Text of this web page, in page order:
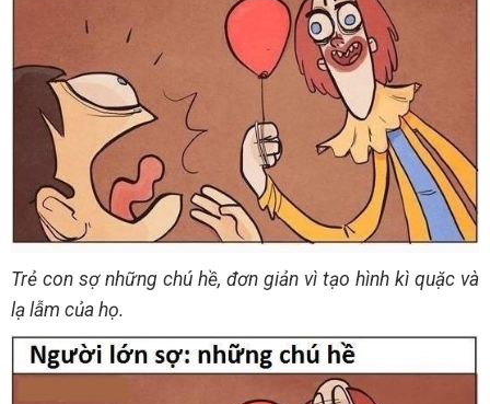
Trẻ con sợ những chú hề, đơn giản vì tạo hình kì quặc và
lạ lẫm của họ.